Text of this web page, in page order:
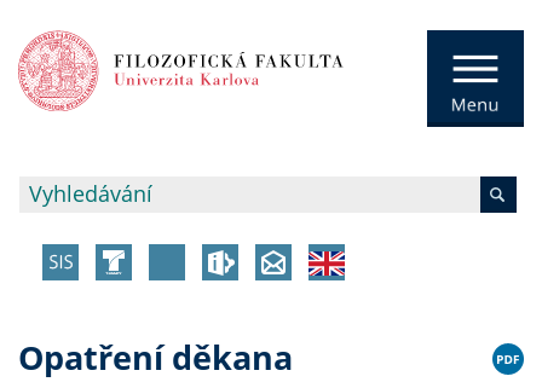
Opatření děkana